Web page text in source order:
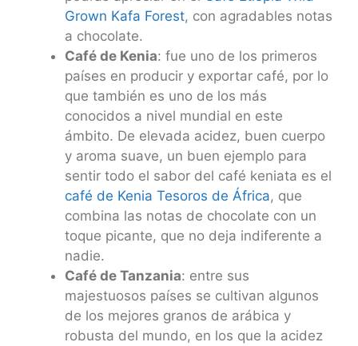
Grown Kafa Forest, con agradables notas
a chocolate.
Café de Kenia: fue uno de los primeros
países en producir y exportar café, por lo
que también es uno de los más
conocidos a nivel mundial en este
ámbito. De elevada acidez, buen cuerpo
y aroma suave, un buen ejemplo para
sentir todo el sabor del café keniata es el
café de Kenia Tesoros de África, que
combina las notas de chocolate con un
toque picante, que no deja indiferente a
nadie.
Café de Tanzania: entre sus
majestuosos países se cultivan algunos
de los mejores granos de arábica y
robusta del mundo, en los que la acidez